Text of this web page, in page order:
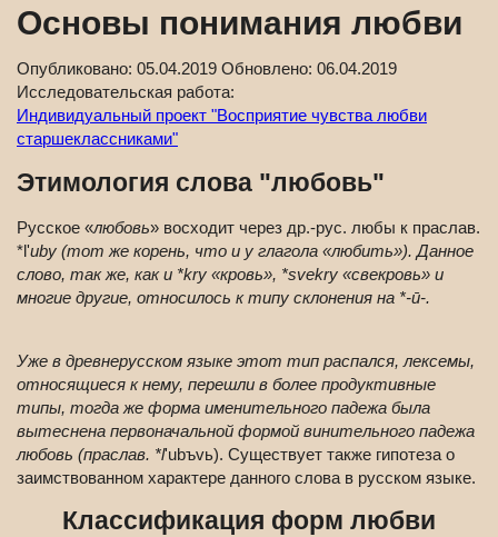
Основы понимания любви
Опубликовано: 05.04.2019 Обновлено: 06.04.2019
Исследовательская работа:
Индивидуальный проект "Восприятие чувства любви
старшеклассниками"
Этимология слова "любовь"
Русское «любовь» восходит через др.-рус. любы к праслав.
*l'uby (тот же корень, что и у глагола «любить»). Данное
слово, так же, как и *kry «кровь», *svekry «свекровь» и
многие другие, относилось к типу склонения на *-ū-.
Уже в древнерусском языке этот тип распался, лексемы,
относящиеся к нему, перешли в более продуктивные
типы, тогда же форма именительного падежа была
вытеснена первоначальной формой винительного падежа
любовь (праслав. *l'ubъvь). Существует также гипотеза о
заимствованном характере данного слова в русском языке.
Классификация форм любви